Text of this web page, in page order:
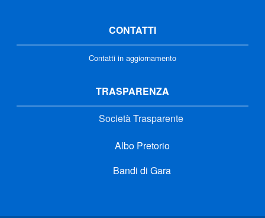
CONTATTI
Contatti in aggiornamento
TRASPARENZA
Società Trasparente
Albo Pretorio
Bandi di Gara